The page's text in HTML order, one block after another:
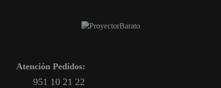
Atención Pedidos:
951 10 21 22